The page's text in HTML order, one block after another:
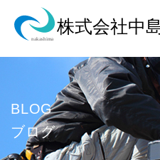
BLOG
ブログ